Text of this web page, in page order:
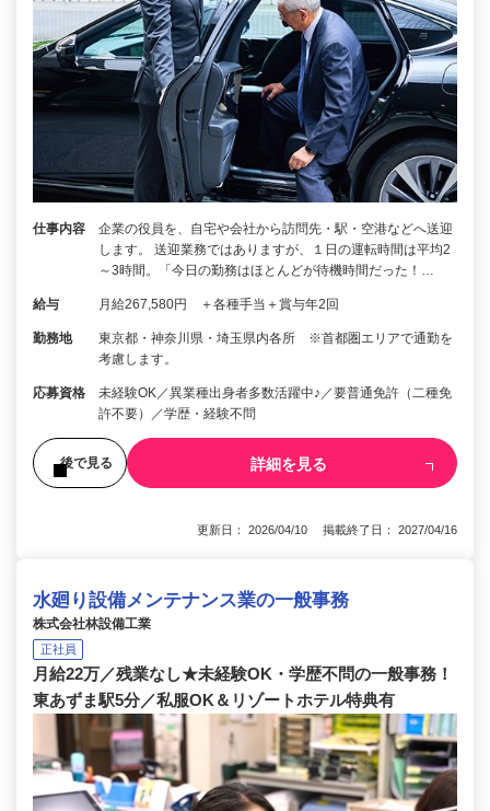
仕事内容
企業の役員を、自宅や会社から訪問先・駅・空港などへ送迎
します。 送迎業務ではありますが、１日の運転時間は平均2
～3時間。「今日の勤務はほとんどが待機時間だった！…
給与 月給267,580円 ＋各種手当＋賞与年2回
勤務地
東京都・神奈川県・埼玉県内各所 ※首都圏エリアで通勤を
考慮します。
応募資格
未経験OK／異業種出身者多数活躍中♪／要普通免許（二種免
許不要）／学歴・経験不問
後で見る 詳細を見る
更新日： 2026/04/10 掲載終了日： 2027/04/16
水廻り設備メンテナンス業の一般事務
株式会社林設備工業
正社員
月給22万／残業なし★未経験OK・学歴不問の一般事務！
東あずま駅5分／私服OK＆リゾートホテル特典有